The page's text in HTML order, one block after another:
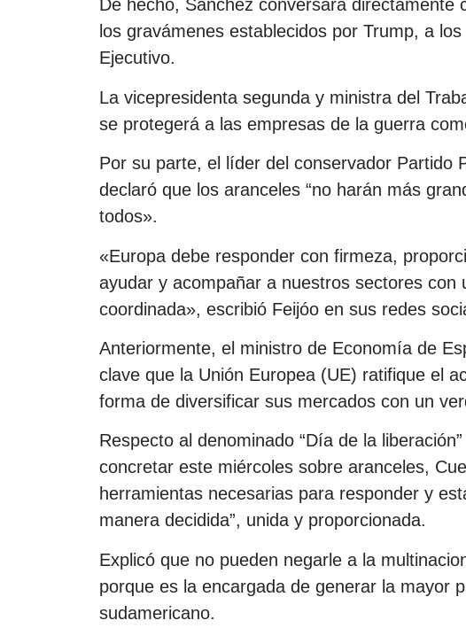
De hecho, Sánchez conversará
los gravámenes establecidos por Trump, a
Ejecutivo.
La vicepresidenta segunda y ministra del
se protegerá a las empresas de la guerra
Por su parte, el líder del conservador Partido
declaró que los aranceles “no harán más
todos».
«Europa debe responder con firmeza,
ayudar y acompañar a nuestros sectores con
coordinada», escribió Feijóo en sus redes
Anteriormente, el ministro de Economía de
clave que la Unión Europea (UE) ratifique el
forma de diversificar sus mercados con un
Respecto al denominado “Día de la
concretar este miércoles sobre aranceles,
herramientas necesarias para responder y
manera decidida”, unida y proporcionada.
Explicó que no pueden negarle a la
porque es la encargada de generar la mayor
sudamericano.